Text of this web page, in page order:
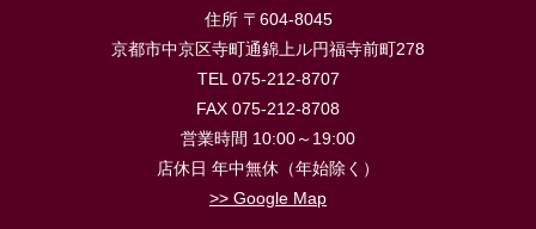
住所 〒604-8045
京都市中京区寺町通錦上ル円福寺前町278
TEL 075-212-8707
FAX 075-212-8708
営業時間 10:00～19:00
店休日 年中無休（年始除く）
>> Google Map